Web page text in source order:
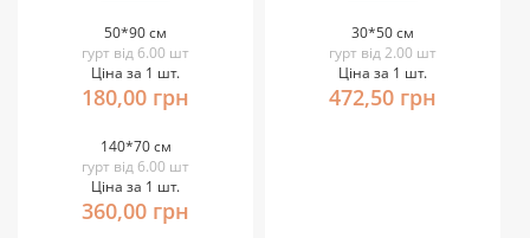
50*90 см
гурт від 6.00 шт
Ціна за 1 шт.
180,00 грн
140*70 см
гурт від 6.00 шт
Ціна за 1 шт.
360,00 грн
30*50 см
гурт від 2.00 шт
Ціна за 1 шт.
472,50 грн